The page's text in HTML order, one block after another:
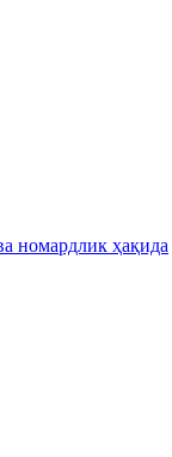
номардлик ҳақида